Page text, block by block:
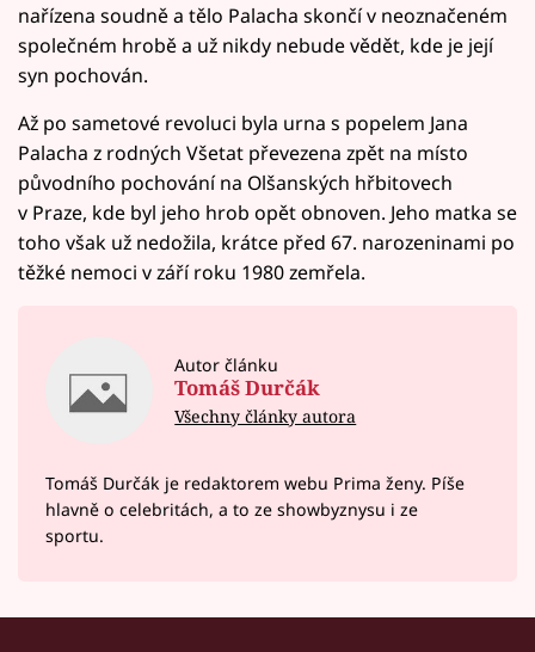
nařízena soudně a tělo Palacha skončí v neoznačeném
společném hrobě a už nikdy nebude vědět, kde je její
syn pochován.
Až po sametové revoluci byla urna s popelem Jana
Palacha z rodných Všetat převezena zpět na místo
původního pochování na Olšanských hřbitovech
v Praze, kde byl jeho hrob opět obnoven. Jeho matka se
toho však už nedožila, krátce před 67. narozeninami po
těžké nemoci v září roku 1980 zemřela.
Autor článku
Tomáš Durčák
Všechny články autora
Tomáš Durčák je redaktorem webu Prima ženy. Píše
hlavně o celebritách, a to ze showbyznysu i ze
sportu.